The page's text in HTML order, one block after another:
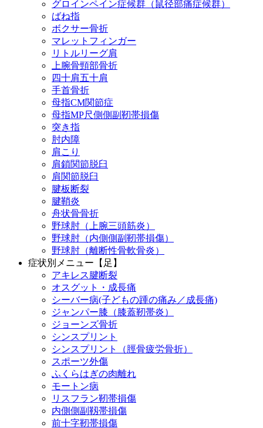
グロインペイン症候群（鼠径部痛症候群）
ばね指
ボクサー骨折
マレットフィンガー
リトルリーグ肩
上腕骨頸部骨折
四十肩五十肩
手首骨折
母指CM関節症
母指MP尺側側副靭帯損傷
突き指
肘内障
肩こり
肩鎖関節脱臼
肩関節脱臼
腱板断裂
腱鞘炎
舟状骨骨折
野球肘（上腕三頭筋炎）
野球肘（内側側副靭帯損傷）
野球肘（離断性骨軟骨炎）
症状別メニュー【足】
アキレス腱断裂
オスグット・成長痛
シーバー病(子どもの踵の痛み／成長痛)
ジャンパー膝（膝蓋靭帯炎）
ジョーンズ骨折
シンスプリント
シンスプリント（脛骨疲労骨折）
スポーツ外傷
ふくらはぎの肉離れ
モートン病
リスフラン靭帯損傷
内側側副靱帯損傷
前十字靭帯損傷